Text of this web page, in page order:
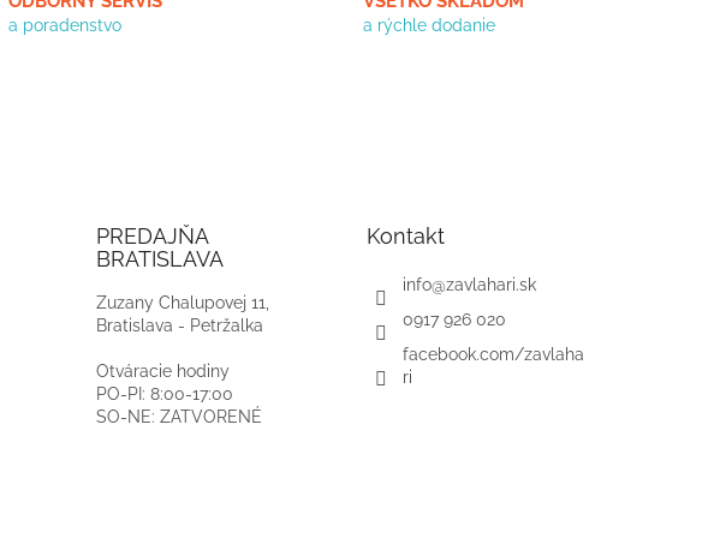
a poradenstvo a rýchle dodanie
PREDAJŇA
BRATISLAVA
Zuzany Chalupovej 11,
Bratislava - Petržalka
Otváracie hodiny
PO-PI: 8:00-17:00
SO-NE: ZATVORENÉ
Kontakt
info@zavlahari.sk
0917 926 020
facebook.com/zavlaha
ri